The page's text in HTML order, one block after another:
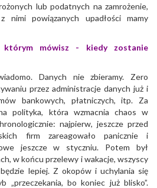
lub podatnych na zamrożenie,
nimi powiązanych upadłości mamy
mówisz - kiedy zostanie
Danych nie zbieramy. Zero
przez administracje danych już i
bankowych, płatniczych, itp. Za
polityka, która wzmacnia chaos w
najpierw, jeszcze przed
firm zareagowało panicznie i
jeszcze w styczniu. Potem był
w końcu przelewy i wakacje, wszyscy
lepiej. Z okopów i uchylania się
„przeczekania, bo koniec już blisko”.